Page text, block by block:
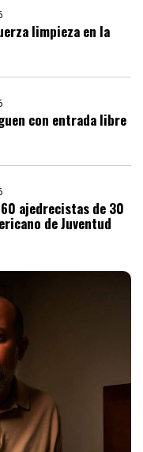
limpieza en la
con entrada libre
ajedrecistas de 30
de Juventud